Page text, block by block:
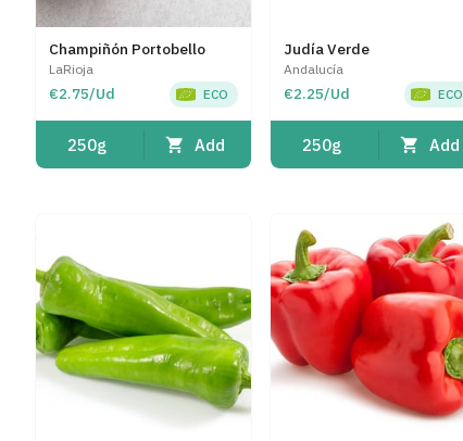
Champiñón Portobello
LaRioja
€2.75/Ud ECO
250g Add
Judía Verde
Andalucía
€2.25/Ud ECO
250g Add